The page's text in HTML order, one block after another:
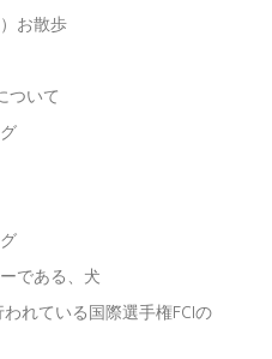
お散歩
ついて
である、犬
れている国際選手権FCIの